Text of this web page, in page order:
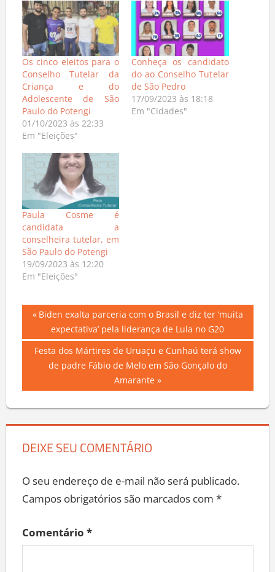
Os cinco eleitos para o
Conselho Tutelar da
Criança e do
Adolescente de São
Paulo do Potengi
01/10/2023 às 22:33
Em "Eleições"
Conheça os candidato
do ao Conselho Tutelar
de São Pedro
17/09/2023 às 18:18
Em "Cidades"
Paula Cosme é
candidata a
conselheira tutelar, em
São Paulo do Potengi
19/09/2023 às 12:20
Em "Eleições"
Navegação
de
Post
Previous
Post:
Biden exalta parceria com o Brasil e diz ter ‘muita
expectativa’ pela liderança de Lula no G20
Next
Post:
Festa dos Mártires de Uruaçu e Cunhaú terá show
de padre Fábio de Melo em São Gonçalo do
Amarante
DEIXE SEU COMENTÁRIO
O seu endereço de e-mail não será publicado.
Campos obrigatórios são marcados com *
Comentário *